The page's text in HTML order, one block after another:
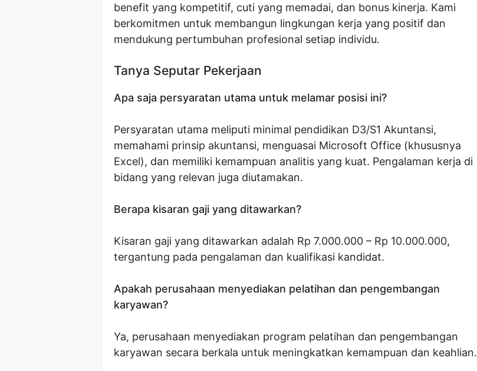
benefit yang kompetitif, cuti yang memadai, dan bonus kinerja. Kami
berkomitmen untuk membangun lingkungan kerja yang positif dan
mendukung pertumbuhan profesional setiap individu.
Tanya Seputar Pekerjaan
Apa saja persyaratan utama untuk melamar posisi ini?
Persyaratan utama meliputi minimal pendidikan D3/S1 Akuntansi,
memahami prinsip akuntansi, menguasai Microsoft Office (khususnya
Excel), dan memiliki kemampuan analitis yang kuat. Pengalaman kerja di
bidang yang relevan juga diutamakan.
Berapa kisaran gaji yang ditawarkan?
Kisaran gaji yang ditawarkan adalah Rp 7.000.000 – Rp 10.000.000,
tergantung pada pengalaman dan kualifikasi kandidat.
Apakah perusahaan menyediakan pelatihan dan pengembangan
karyawan?
Ya, perusahaan menyediakan program pelatihan dan pengembangan
karyawan secara berkala untuk meningkatkan kemampuan dan keahlian.